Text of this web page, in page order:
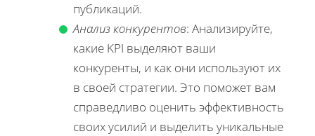
публикаций.
Анализ конкурентов: Анализируйте,
какие KPI выделяют ваши
конкуренты, и как они используют их
в своей стратегии. Это поможет вам
справедливо оценить эффективность
своих усилий и выделить уникальные